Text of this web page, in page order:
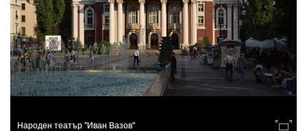
Народен театър "Иван Вазов"